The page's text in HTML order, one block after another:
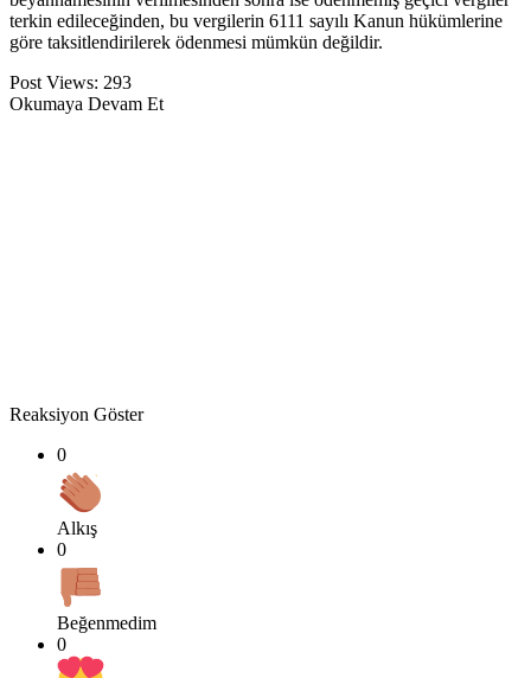
terkin edileceğinden, bu vergilerin 6111 sayılı Kanun hükümlerine
göre taksitlendirilerek ödenmesi mümkün değildir.
Post Views: 293
Okumaya Devam Et
Reaksiyon Göster
0
Alkış
0
Beğenmedim
0